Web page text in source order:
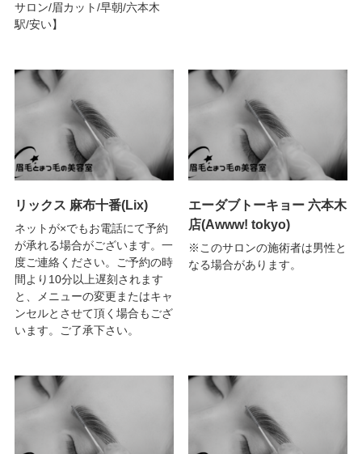
サロン/眉カット/早朝/六本木
駅/安い】
リックス 麻布十番(Lix)
ネットが×でもお電話にて予約
が承れる場合がございます。一
度ご連絡ください。ご予約の時
間より10分以上遅刻されます
と、メニューの変更またはキャ
ンセルとさせて頂く場合もござ
います。ご了承下さい。
エーダブトーキョー 六本木
店(Awww! tokyo)
※このサロンの施術者は男性と
なる場合があります。